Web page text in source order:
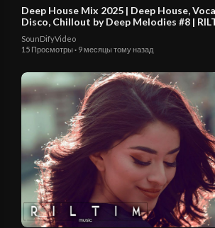
Deep House Mix 2025 | Deep House,
Disco, Chillout by Deep Melodies #8 |
SounDifyVideo
15 Просмотры · 9 месяцы тому назад